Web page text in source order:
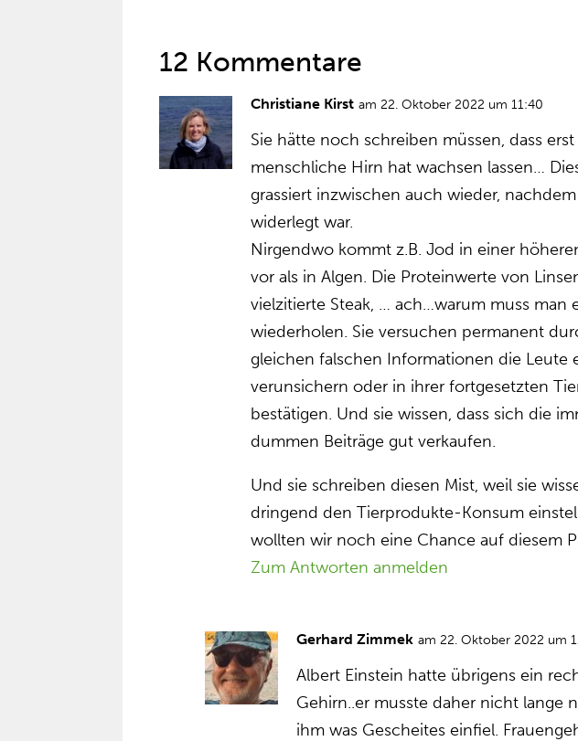
12 Kommentare
Christiane Kirst am 22. Oktober 2022 um 11:40
Sie hätte noch schreiben müssen, dass erst
menschliche Hirn hat wachsen lassen…
grassiert inzwischen auch wieder,
widerlegt war.
Nirgendwo kommt z.B. Jod in einer
vor als in Algen. Die Proteinwerte von
vielzitierte Steak, … ach…warum muss man
wiederholen. Sie versuchen permanent
gleichen falschen Informationen die Leute
verunsichern oder in ihrer fortgesetzten
bestätigen. Und sie wissen, dass sich die
dummen Beiträge gut verkaufen.
Und sie schreiben diesen Mist, weil sie
dringend den Tierprodukte-Konsum
wollten wir noch eine Chance auf diesem
Zum Antworten anmelden
Gerhard Zimmek am 22. Oktober 2022 um
Albert Einstein hatte übrigens ein
Gehirn..er musste daher nicht lange
ihm was Gescheites einfiel.